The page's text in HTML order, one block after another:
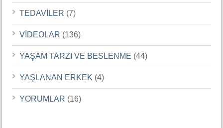
TEDAVİLER (7)
VİDEOLAR (136)
YAŞAM TARZI VE BESLENME (44)
YAŞLANAN ERKEK (4)
YORUMLAR (16)